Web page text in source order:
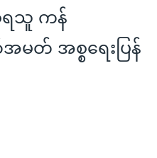
ရသူ ကန်
တ် အစ္စရေးပြန်